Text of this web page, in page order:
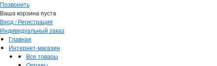
Позвонить
Ваша корзина пуста
Вход / Регистрация
Индивидуальный заказ
Главная
Интернет-магазин
Все товары